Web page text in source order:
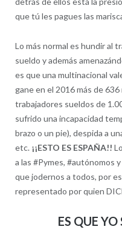
que tú les pagues las
Lo más normal es hundir al
sueldo y además
es que una multinacional
gane en el 2016 más de
trabajadores sueldos de
sufrido una incapacidad
brazo o un pie), despida a
etc. ¡¡ESTO ES ESPAÑA!!
a las #Pymes, #autónomos
que jodernos a todos, por
representado por quien
ES QUE